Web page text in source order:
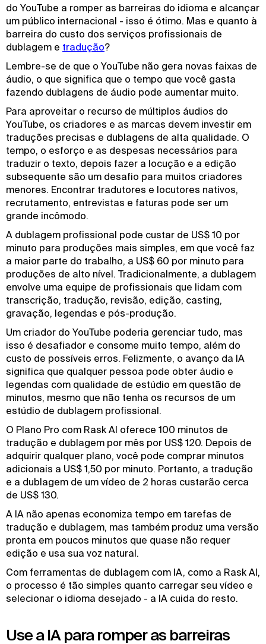
do YouTube a romper as barreiras do idioma e alcançar
um público internacional - isso é ótimo. Mas e quanto à
barreira do custo dos serviços profissionais de
dublagem e tradução?
Lembre-se de que o YouTube não gera novas faixas de
áudio, o que significa que o tempo que você gasta
fazendo dublagens de áudio pode aumentar muito.
Para aproveitar o recurso de múltiplos áudios do
YouTube, os criadores e as marcas devem investir em
traduções precisas e dublagens de alta qualidade. O
tempo, o esforço e as despesas necessários para
traduzir o texto, depois fazer a locução e a edição
subsequente são um desafio para muitos criadores
menores. Encontrar tradutores e locutores nativos,
recrutamento, entrevistas e faturas pode ser um
grande incômodo.
A dublagem profissional pode custar de US$ 10 por
minuto para produções mais simples, em que você faz
a maior parte do trabalho, a US$ 60 por minuto para
produções de alto nível. Tradicionalmente, a dublagem
envolve uma equipe de profissionais que lidam com
transcrição, tradução, revisão, edição, casting,
gravação, legendas e pós-produção.
Um criador do YouTube poderia gerenciar tudo, mas
isso é desafiador e consome muito tempo, além do
custo de possíveis erros. Felizmente, o avanço da IA
significa que qualquer pessoa pode obter áudio e
legendas com qualidade de estúdio em questão de
minutos, mesmo que não tenha os recursos de um
estúdio de dublagem profissional.
O Plano Pro com Rask AI oferece 100 minutos de
tradução e dublagem por mês por US$ 120. Depois de
adquirir qualquer plano, você pode comprar minutos
adicionais a US$ 1,50 por minuto. Portanto, a tradução
e a dublagem de um vídeo de 2 horas custarão cerca
de US$ 130.
A IA não apenas economiza tempo em tarefas de
tradução e dublagem, mas também produz uma versão
pronta em poucos minutos que quase não requer
edição e usa sua voz natural.
Com ferramentas de dublagem com IA, como a Rask AI,
o processo é tão simples quanto carregar seu vídeo e
selecionar o idioma desejado - a IA cuida do resto.
Use a IA para romper as barreiras